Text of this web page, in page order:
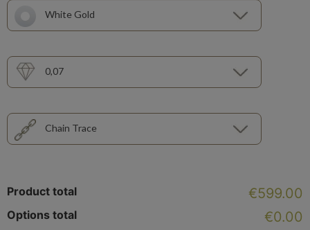
White Gold
0,07
Chain Trace
Product total €599.00
Options total €0.00